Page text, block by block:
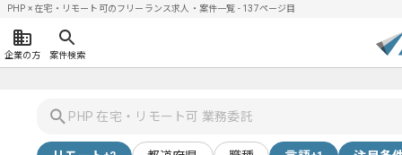
PHP × 在宅・リモート可のフリーランス求人・案件一覧 - 137ページ目
企業の方 案件検索